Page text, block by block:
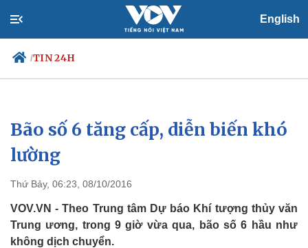
English
/TIN 24H
Chính trị
Đảng
Tổ chức nhân sự
Nhận diện sự thật
Xã hội
Việc làm
Biển đảo
Bão số 6 tăng cấp, diễn biến khó
lường
Thứ Bảy, 06:23, 08/10/2016
VOV.VN - Theo Trung tâm Dự báo Khí tượng thủy văn
Trung ương, trong 9 giờ vừa qua, bão số 6 hầu như
không dịch chuyển.